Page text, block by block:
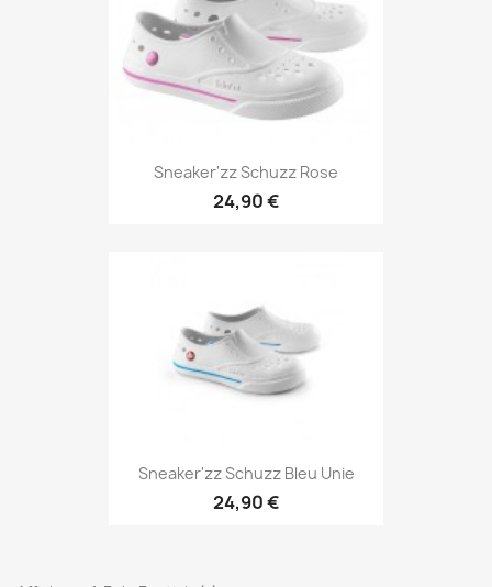
Sneaker'zz Schuzz Rose
24,90 €
Sneaker'zz Schuzz Bleu Unie
24,90 €